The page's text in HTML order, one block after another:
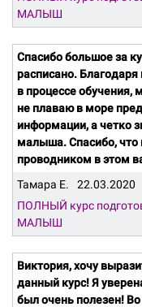
МАЛЫШ
Спасибо большое за
расписано.
в процессе обучения,
не плаваю в море
информации, а четко
малыша. Спасибо, что
проводником в этом
Тамара Е.
22.03.2020
ПОЛНЫЙ курс
МАЛЫШ
Виктория, хочу
данный курс! Я
был очень полезен!